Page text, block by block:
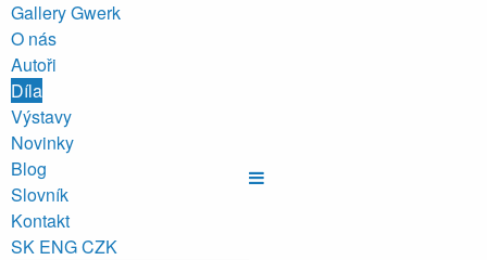
Gallery Gwerk
O nás
Autoři
Díla
Výstavy
Novinky
Blog
Slovník
Kontakt
SK ENGCZK